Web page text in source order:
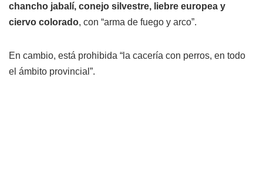
chancho jabalí, conejo silvestre, liebre europea y
ciervo colorado, con “arma de fuego y arco”.
En cambio, está prohibida “la cacería con perros, en todo
el ámbito provincial”.